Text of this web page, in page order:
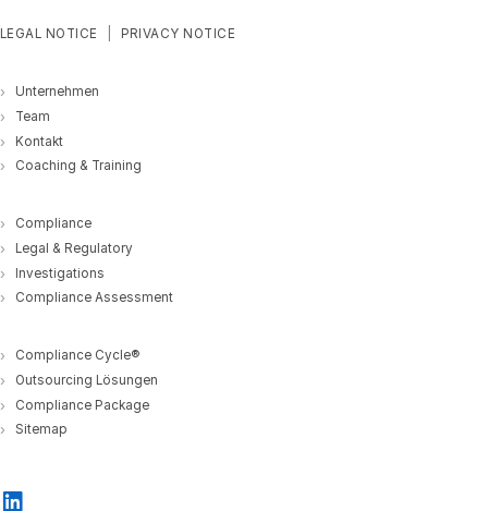
LEGAL NOTICE PRIVACY NOTICE
Unternehmen
Team
Kontakt
Coaching & Training
Compliance
Legal & Regulatory
Investigations
Compliance Assessment
Compliance Cycle®
Outsourcing Lösungen
Compliance Package
Sitemap